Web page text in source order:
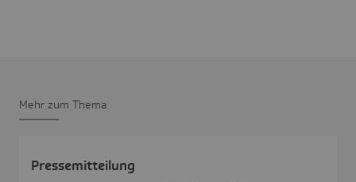
Mehr zum Thema
Pres­se­mit­tei­lung